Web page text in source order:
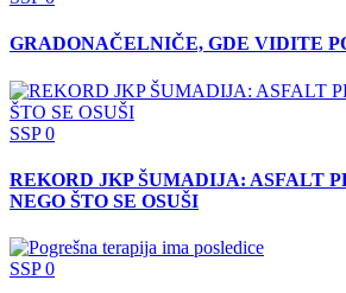
GRADONAČELNIČE, GDE VIDITE
SSP0
REKORD JKP ŠUMADIJA: ASFALT
NEGO ŠTO SE OSUŠI
SSP0